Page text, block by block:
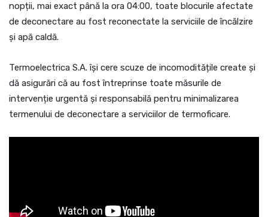
nopții, mai exact până la ora 04:00, toate blocurile afectate
de deconectare au fost reconectate la serviciile de încălzire
și apă caldă.
Termoelectrica S.A. își cere scuze de incomoditățile create și
dă asigurări că au fost întreprinse toate măsurile de
intervenție urgentă și responsabilă pentru minimalizarea
termenului de deconectare a serviciilor de termoficare.